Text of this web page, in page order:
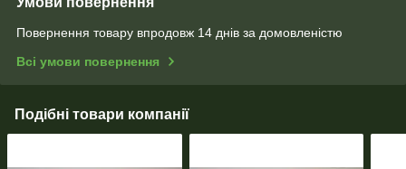
Повернення товару впродовж 14 днів за домовленістю
Всі умови повернення
Подібні товари компанії